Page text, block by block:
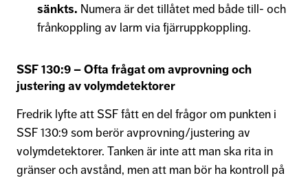
sänkts. Numera är det tillåtet med både till- och
frånkoppling av larm via fjärruppkoppling.
SSF 130:9 – Ofta frågat om avprovning och
justering av volymdetektorer
Fredrik lyfte att SSF fått en del frågor om punkten i
SSF 130:9 som berör avprovning/justering av
volymdetektorer. Tanken är inte att man ska rita in
gränser och avstånd, men att man bör ha kontroll på